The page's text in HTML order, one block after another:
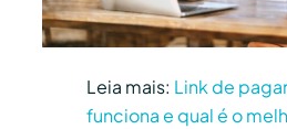
Leia mais: Link de
funciona e qual é o